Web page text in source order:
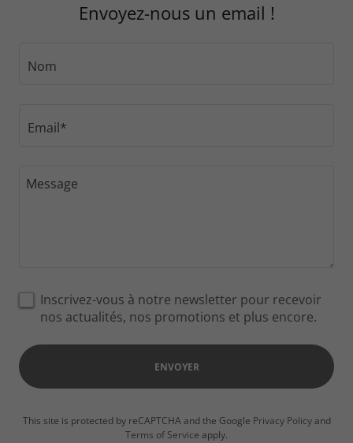
Envoyez-nous un email !
Nom
Email*
Inscrivez-vous à notre newsletter pour recevoir
nos actualités, nos promotions et plus encore.
ENVOYER
This site is protected by reCAPTCHA and the Google Privacy Policyand
Terms of Service apply.